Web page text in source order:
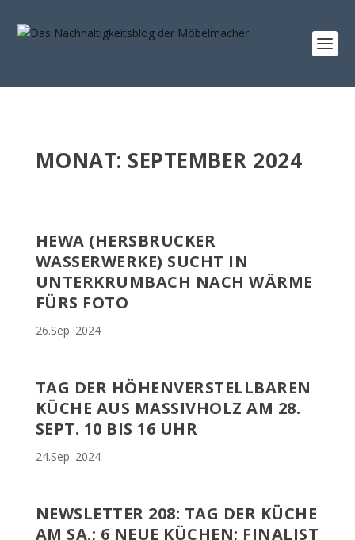
MONAT: SEPTEMBER 2024
HEWA (HERSBRUCKER
WASSERWERKE) SUCHT IN
UNTERKRUMBACH NACH WÄRME
FÜRS FOTO
26.Sep. 2024
TAG DER HÖHENVERSTELLBAREN
KÜCHE AUS MASSIVHOLZ AM 28.
SEPT. 10 BIS 16 UHR
24.Sep. 2024
NEWSLETTER 208: TAG DER KÜCHE
AM SA.; 6 NEUE KÜCHEN; FINALIST